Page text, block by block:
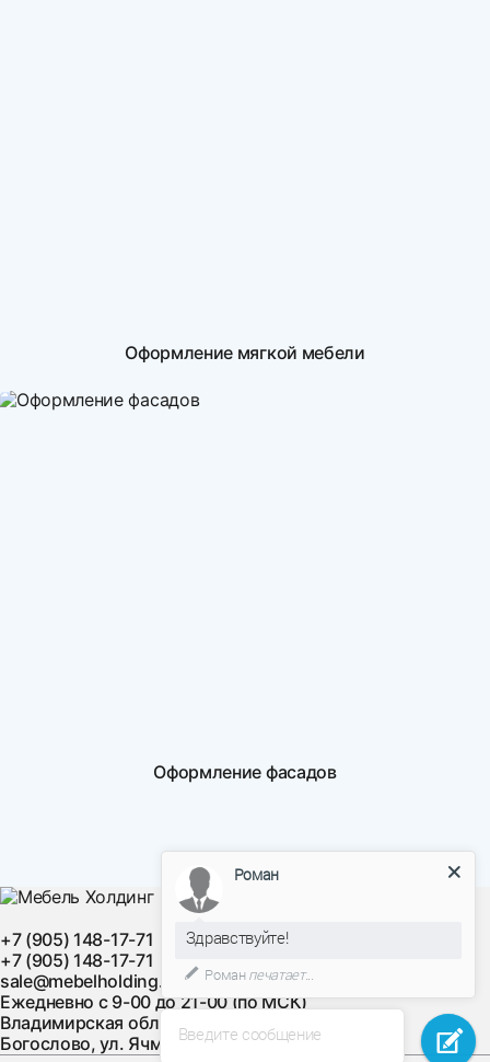
Оформление мягкой мебели
Оформление фасадов
+7 (905) 148-17-71
+7 (905) 148-17-71
sale@mebelholding.ru
Ежедневно с 9-00 до 21-00 (по МСК)
Владимирская область, Суздальский район, с.
Богослово, ул. Ячменная, д. 10
Введите сообщение
Роман
Здравствуйте!
Романпечатает...